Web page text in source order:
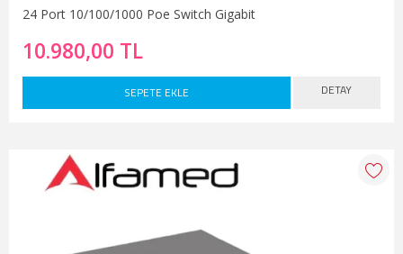
24 Port 10/100/1000 Poe Switch Gigabit
10.980,00 TL
SEPETE EKLE DETAY